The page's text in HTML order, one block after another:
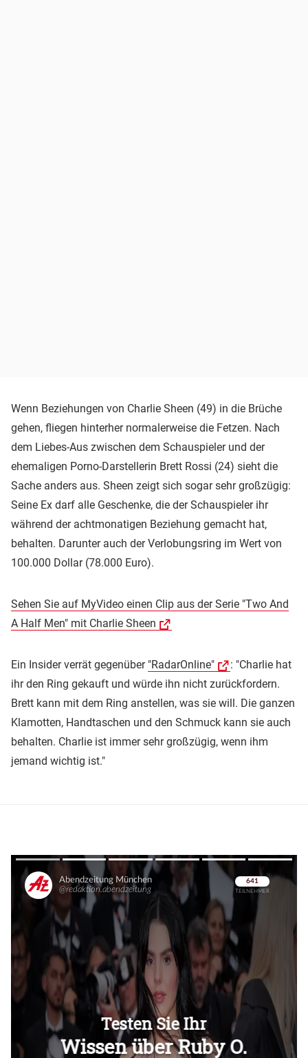
Wenn Beziehungen von Charlie Sheen (49) in die Brüche
gehen, fliegen hinterher normalerweise die Fetzen. Nach
dem Liebes-Aus zwischen dem Schauspieler und der
ehemaligen Porno-Darstellerin Brett Rossi (24) sieht die
Sache anders aus. Sheen zeigt sich sogar sehr großzügig:
Seine Ex darf alle Geschenke, die der Schauspieler ihr
während der achtmonatigen Beziehung gemacht hat,
behalten. Darunter auch der Verlobungsring im Wert von
100.000 Dollar (78.000 Euro).
Sehen Sie auf MyVideo einen Clip aus der Serie "Two And
A Half Men" mit Charlie Sheen
Ein Insider verrät gegenüber "RadarOnline"
: "Charlie hat
ihr den Ring gekauft und würde ihn nicht zurückfordern.
Brett kann mit dem Ring anstellen, was sie will. Die ganzen
Klamotten, Handtaschen und den Schmuck kann sie auch
behalten. Charlie ist immer sehr großzügig, wenn ihm
jemand wichtig ist."
Überspringen
Überspringen